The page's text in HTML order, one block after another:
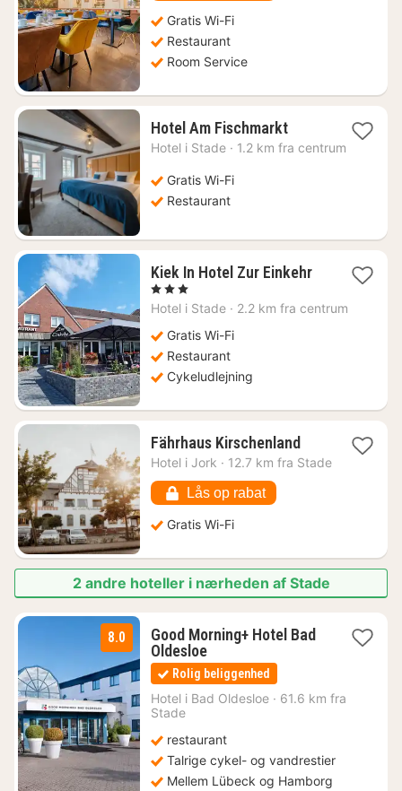
Gratis Wi-Fi
Restaurant
Room Service
Hotel Am Fischmarkt1
nat
Hotel i Stade · 1.2 km fra centrum
Gratis Wi-Fi
Restaurant
Kiek In Hotel Zur Einkehr1
fra
, 3 Stjerner
Hotel i Stade · 2.2 km fra centrum
Gratis Wi-Fi
Restaurant
Cykeludlejning
Fährhaus Kirschenland1
nat
Hotel i Jork · 12.7 km fra Stade
Lås op rabat
Gratis Wi-Fi
2 andre hoteller i nærheden af Stade
8.0
Good Morning+ Hotel Bad
Oldesloe1
nat
fra
532
Rolig beliggenhed
Hotel i Bad Oldesloe · 61.6 km fra
Stade
restaurant
Talrige cykel- og vandrestier
Mellem Lübeck og Hamborg